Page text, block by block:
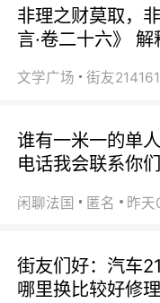
非理之财莫取，
言·卷二十六》
文学广场
谁有一米一的单
电话我会联系你
闲聊法国 匿名 昨
街友们好：汽车
哪里换比较好修